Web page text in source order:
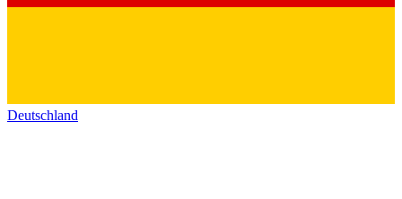
Deutschland